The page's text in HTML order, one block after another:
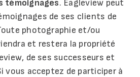
témoignages. Eagleview peut
de ses clients de
photographie et/ou
et restera la propriété
de ses successeurs et
vous acceptez de participer à